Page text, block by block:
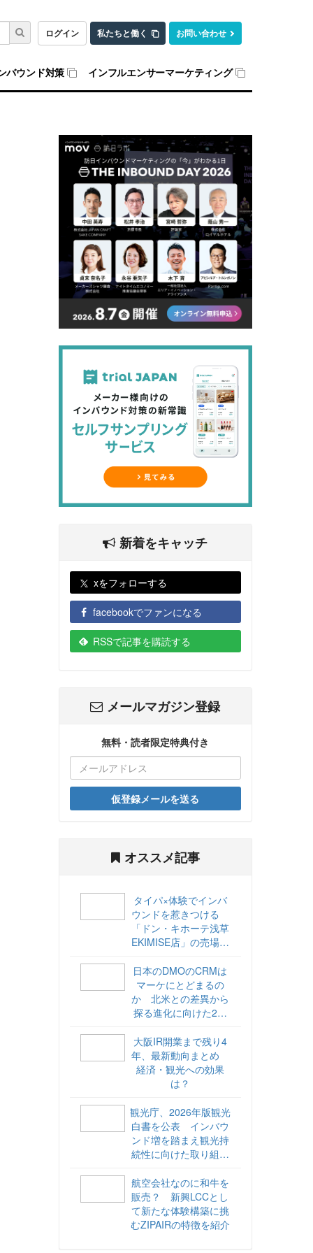
ログイン 私たちと働く お問い合わせ
バウンド対策 インフルエンサーマーケティング
新着をキャッチ
xをフォローする
facebookでファンになる
RSSで記事を購読する
メールマガジン登録
無料・読者限定特典付き
仮登録メールを送る
オススメ記事
タイパ×体験でインバ
ウンドを惹きつける
「ドン・キホーテ浅草
EKIMISE店」の売場づ
日本のDMOのCRMは
マーケにとどまるの
か 北米との差異から
探る進化に向けた2ス
海外DMOのリアル
vol.6】
大阪IR開業まで残り4
年、最新動向まとめ
経済・観光への効果
は？
観光庁、2026年版観光
白書を公表 インバウ
ンド増を踏まえ観光持
続性に向けた取り組み
航空会社なのに和牛を
販売？ 新興LCCとし
て新たな体験構築に挑
むZIPAIRの特徴を紹介